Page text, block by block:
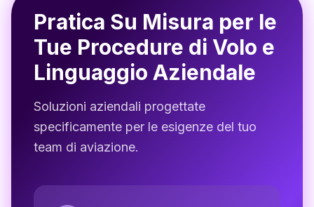
Pratica Su Misura per le
Tue Procedure di Volo e
Linguaggio Aziendale
Soluzioni aziendali progettate
specificamente per le esigenze del tuo
team di aviazione.